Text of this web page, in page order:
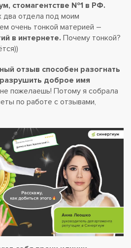
стомагентстве №1 в РФ.
отдела под моим
очень тонкой материей –
в интернете. Почему тонкой?
отзыв способен разогнать
доброе имя
пожелаешь! Потому я собрала
по работе с отзывами,